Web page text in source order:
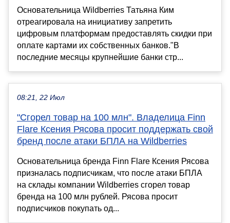
Основательница Wildberries Татьяна Ким
отреагировала на инициативу запретить
цифровым платформам предоставлять скидки при
оплате картами их собственных банков."В
последние месяцы крупнейшие банки стр...
08:21, 22 Июл
"Сгорел товар на 100 млн". Владелица Finn
Flare Ксения Рясова просит поддержать свой
бренд после атаки БПЛА на Wildberries
Основательница бренда Finn Flare Ксения Рясова
призналась подписчикам, что после атаки БПЛА
на склады компании Wildberries сгорел товар
бренда на 100 млн рублей. Рясова просит
подписчиков покупать од...